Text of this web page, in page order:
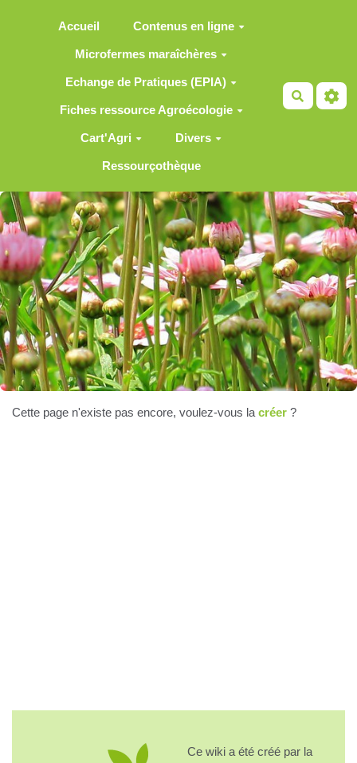
Accueil Contenus en ligne
Microfermes maraîchères
Echange de Pratiques (EPIA)
Fiches ressource Agroécologie
Cart'Agri Divers
Ressourçothèque
Cette page n'existe pas encore, voulez-vous la créer ?
Ce wiki a été créé par la